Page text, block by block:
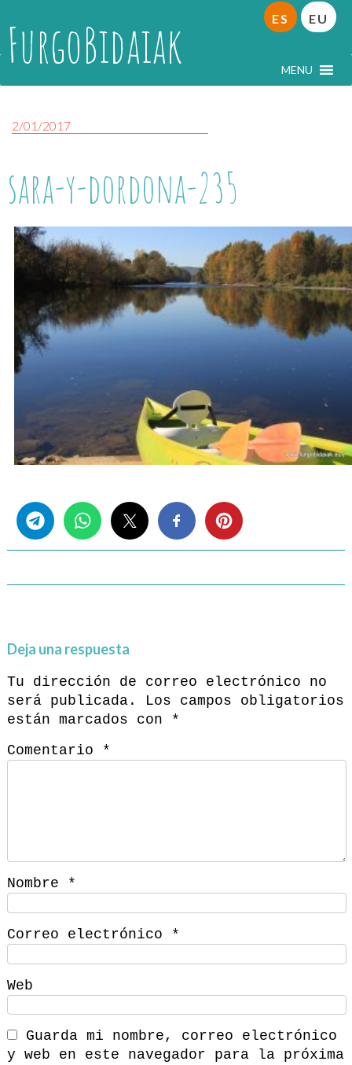
FurgoBidaiak MENU
ES EU
2/01/2017
sara-y-dordona-235
Deja una respuesta
Tu dirección de correo electrónico no
será publicada.
Los campos obligatorios
están marcados con
*
Comentario
*
Nombre *
Correo electrónico *
Web
Guarda mi nombre, correo electrónico
y web en este navegador para la próxima